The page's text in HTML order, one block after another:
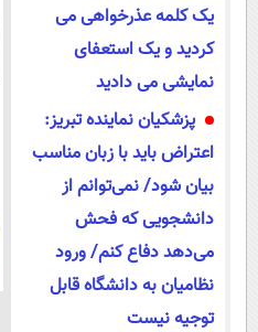
یک کلمه عذرخواهی می
کردید و یک استعفای
نمایشی می دادید
پزشکیان نماینده تبریز:
اعتراض باید با زبان مناسب
بیان شود/ نمی‌توانم از
دانشجویی که فحش
می‌دهد دفاع کنم/ ورود
نظامیان به دانشگاه قابل
توجیه نیست